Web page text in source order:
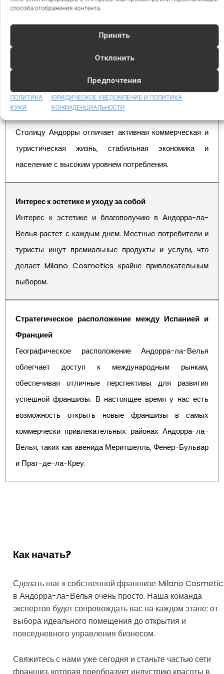
способа отображения контента.
Принять
Отклонить
Предпочтения
ПОЛИТИКА
КУКИ
ЮРИДИЧЕСКОЕ УВЕДОМЛЕНИЕ И ПОЛИТИКА
КОНФИДЕНЦИАЛЬНОСТИ
Столицу Андорры отличает активная коммерческая и
туристическая жизнь, стабильная экономика и
население с высоким уровнем потребления.
Интерес к эстетике и уходу за собой
Интерес к эстетике и благополучию в Андорра-ла-
Велья растет с каждым днем. Местные потребители и
туристы ищут премиальные продукты и услуги, что
делает Milano Cosmetics крайне привлекательным
выбором.
Стратегическое расположение между Испанией и
Францией
Географическое расположение Андорра-ла-Велья
облегчает доступ к международным рынкам,
обеспечивая отличные перспективы для развития
успешной франшизы. В настоящее время у нас есть
возможность открыть новые франшизы в самых
коммерчески привлекательных районах Андорра-ла-
Велья, таких как авенида Меритшелль, Фенер-Бульвар
и Прат-де-ла-Креу.
Как начать?
Сделать шаг к собственной франшизе Milano
в Андорра-ла-Велья очень просто. Наша команда
экспертов будет сопровождать вас на каждом этапе: от
выбора идеального помещения до открытия и
повседневного управления бизнесом.
Свяжитесь с нами уже сегодня и станьте частью сети
франшиз, которая преобразует индустрию красоты в